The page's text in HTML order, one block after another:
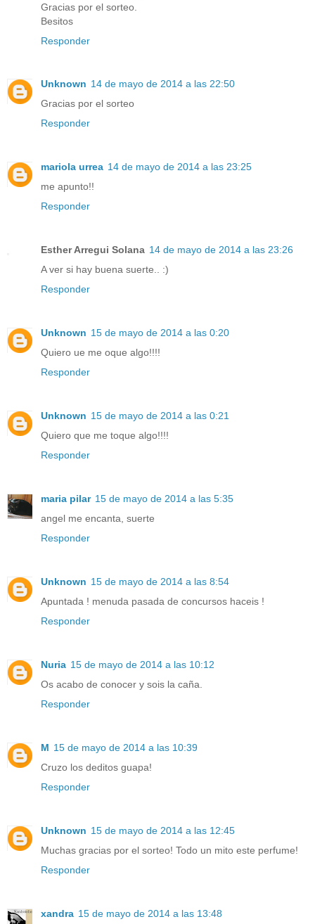
Gracias por el sorteo.
Besitos
Responder
Unknown 14 de mayo de 2014 a las 22:50
Gracias por el sorteo
Responder
mariola urrea 14 de mayo de 2014 a las 23:25
me apunto!!
Responder
Esther Arregui Solana 14 de mayo de 2014 a las 23:26
A ver si hay buena suerte.. :)
Responder
Unknown 15 de mayo de 2014 a las 0:20
Quiero ue me oque algo!!!!
Responder
Unknown 15 de mayo de 2014 a las 0:21
Quiero que me toque algo!!!!
Responder
maria pilar 15 de mayo de 2014 a las 5:35
angel me encanta, suerte
Responder
Unknown 15 de mayo de 2014 a las 8:54
Apuntada ! menuda pasada de concursos haceis !
Responder
Nuria 15 de mayo de 2014 a las 10:12
Os acabo de conocer y sois la caña.
Responder
M 15 de mayo de 2014 a las 10:39
Cruzo los deditos guapa!
Responder
Unknown 15 de mayo de 2014 a las 12:45
Muchas gracias por el sorteo! Todo un mito este perfume!
Responder
xandra 15 de mayo de 2014 a las 13:48